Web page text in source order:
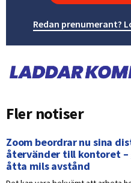
Redan prenumerant?
Fler notiser
Zoom beordrar nu sina
återvänder till kontoret –
åtta mils avstånd